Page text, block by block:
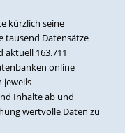
kürzlich seine
tausend Datensätze
aktuell 163.711
online
jeweils
Inhalte ab und
wertvolle Daten zu